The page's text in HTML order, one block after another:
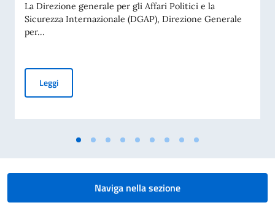
La Direzione generale per gli Affari Politici e la
Sicurezza Internazionale (DGAP), Direzione Generale
per...
LeggiAvviso di pubblicità per contributi a soggetti privati per
Naviga nella sezione